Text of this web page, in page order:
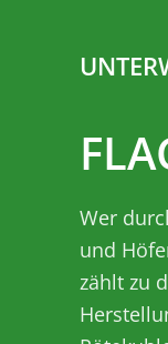
Wer
und
zählt zu